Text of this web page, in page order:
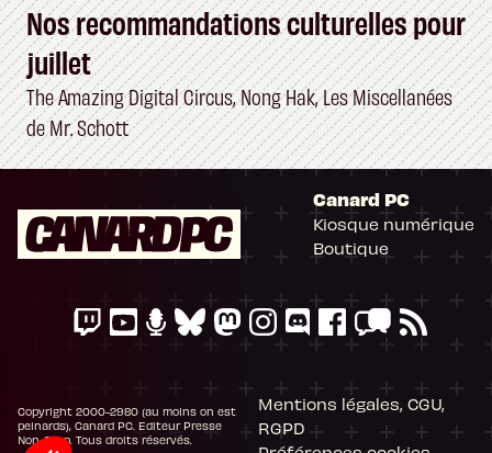
Nos recommandations culturelles pour
juillet
The Amazing Digital Circus, Nong Hak, Les Miscellanées
de Mr. Schott
Canard PC
Kiosque numérique
Boutique
Copyright 2000-2980 (au moins on est
peinards), Canard PC. Editeur Presse
Non-Stop. Tous droits réservés.
Mentions légales, CGU,
RGPD